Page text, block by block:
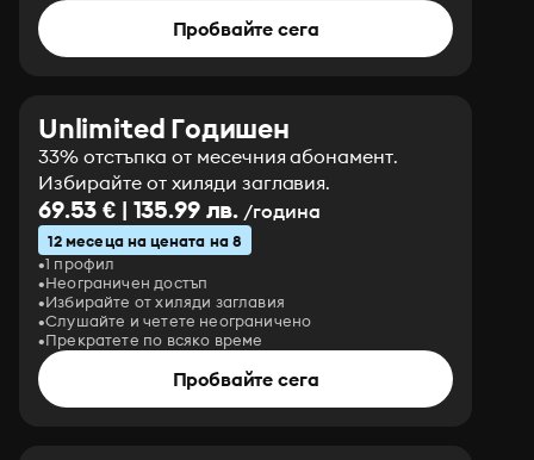
Пробвайте сега
Unlimited Годишен
33% отстъпка от месечния абонамент.
Избирайте от хиляди заглавия.
69.53 € | 135.99 лв. /година
12 месеца на цената на 8
1 профил
Неограничен достъп
Избирайте от хиляди заглавия
Слушайте и четете неограничено
Прекратете по всяко време
Пробвайте сега